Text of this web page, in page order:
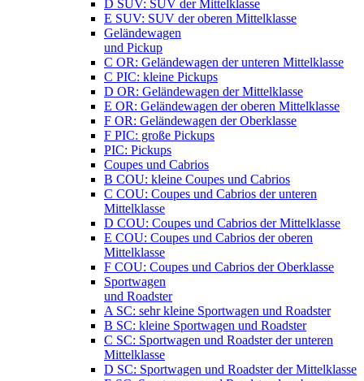
D SUV: SUV der Mittelklasse
E SUV: SUV der oberen Mittelklasse
Geländewagen
und Pickup
C OR: Geländewagen der unteren Mittelklasse
C PIC: kleine Pickups
D OR: Geländewagen der Mittelklasse
E OR: Geländewagen der oberen Mittelklasse
F OR: Geländewagen der Oberklasse
F PIC: große Pickups
PIC: Pickups
Coupes und Cabrios
B COU: kleine Coupes und Cabrios
C COU: Coupes und Cabrios der unteren
Mittelklasse
D COU: Coupes und Cabrios der Mittelklasse
E COU: Coupes und Cabrios der oberen
Mittelklasse
F COU: Coupes und Cabrios der Oberklasse
Sportwagen
und Roadster
A SC: sehr kleine Sportwagen und Roadster
B SC: kleine Sportwagen und Roadster
C SC: Sportwagen und Roadster der unteren
Mittelklasse
D SC: Sportwagen und Roadster der Mittelklasse